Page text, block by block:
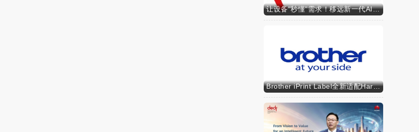
让设备"秒懂"需求！移远新一代AI算力智能模组SH603FC硬核来袭
Brother iPrint Label全新适配HarmonyOS NEXT，标识标记体验再升级